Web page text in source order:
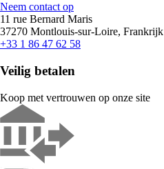
Neem contact op
11 rue Bernard Maris
37270 Montlouis-sur-Loire, Frankrijk
+33 1 86 47 62 58
Veilig betalen
Koop met vertrouwen op onze site